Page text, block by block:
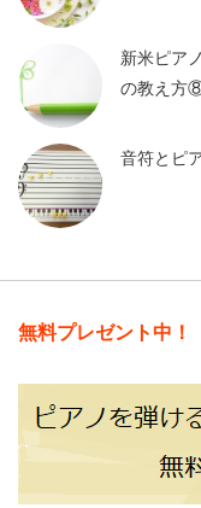
新米ピア
の教え方
音符とピ
無料プレゼント中！